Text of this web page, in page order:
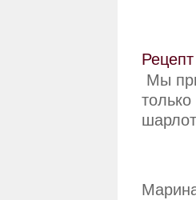
Рецепт
Мы